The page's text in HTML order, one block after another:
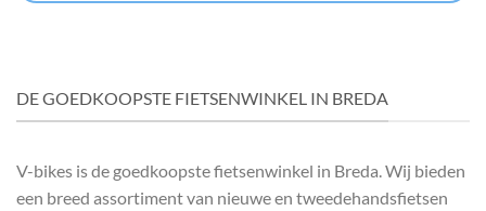
DE GOEDKOOPSTE FIETSENWINKEL IN BREDA
V-bikes is de goedkoopste fietsenwinkel in Breda. Wij bieden
een breed assortiment van nieuwe en tweedehandsfietsen